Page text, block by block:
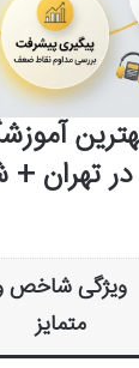
تهران +
ویژگی شاخص
متمایز